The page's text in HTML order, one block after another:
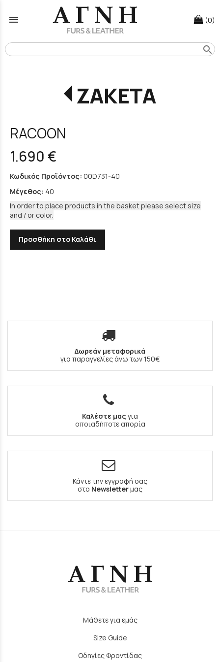
menu (0)
search
ΖΑΚΕΤΑ
RACOON
1.690 €
Κωδικός Προϊόντος: 00D731-40
Μέγεθος: 40
In order to place products in the basket please select size
and / or color.
Προσθήκη στο Καλάθι
Δωρεάν μεταφορικά
για παραγγελίες άνω των 150€
Καλέστε μας για
οποιαδήποτε απορία
Κάντε την εγγραφή σας
στο Newsletterμας
Μάθετε για εμάς
Size Guide
Οδηγίες Φροντίδας